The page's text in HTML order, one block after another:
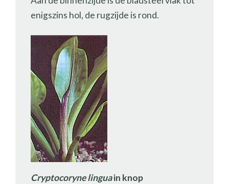
enigszins hol, de rugzijde is rond.
Cryptocoryne linguain knop